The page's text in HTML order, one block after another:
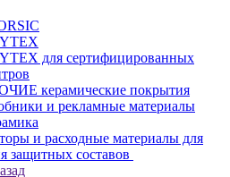
для сертифицированных
керамические покрытия
и рекламные материалы
и расходные материалы для
защитных составов